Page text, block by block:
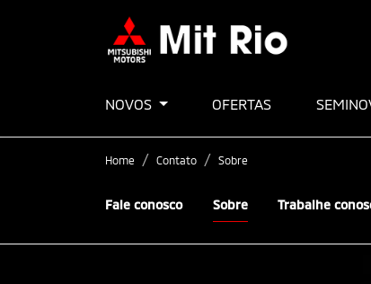
NOVOS OFERTAS
Home Contato Sobre
Fale conosco Sobre Trabalhe